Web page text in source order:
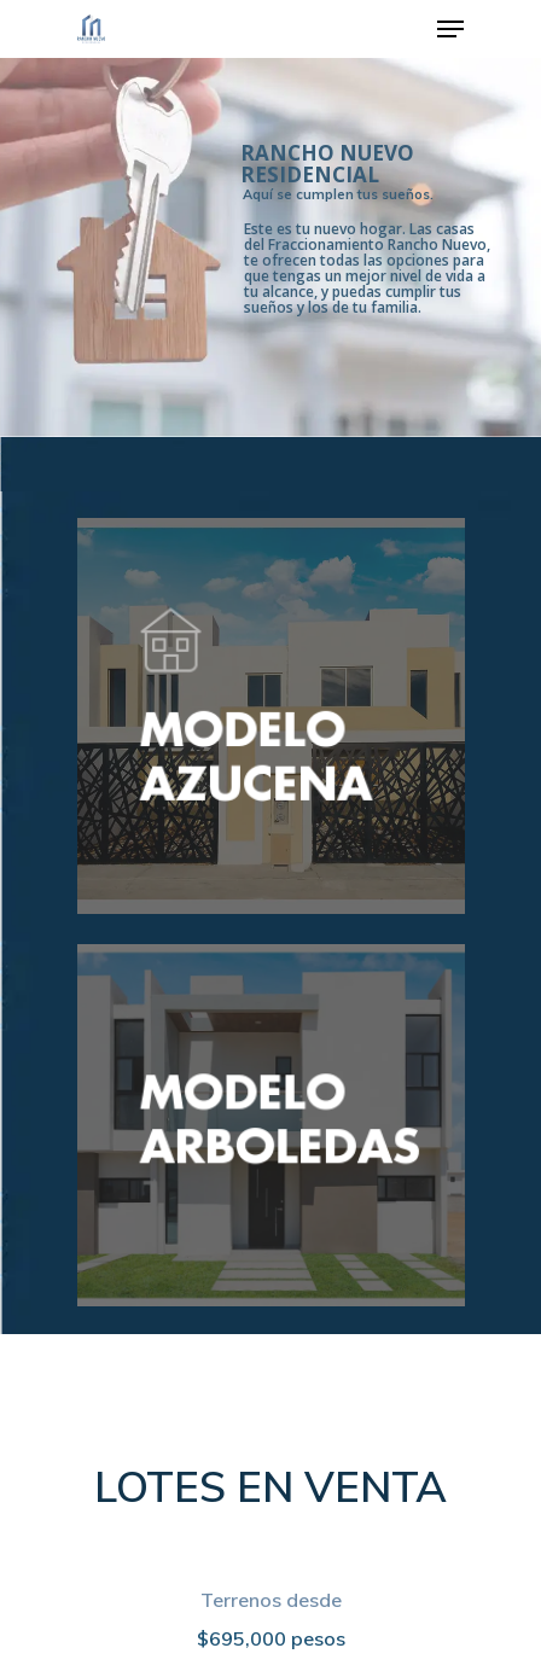
Hit enter to search or ESC to close
RANCHO NUEVO
RESIDENCIAL
Aquí se cumplen tus sueños.
Este es tu nuevo hogar. Las casas
del Fraccionamiento Rancho Nuevo,
te ofrecen todas las opciones para
que tengas un mejor nivel de vida a
tu alcance, y puedas cumplir tus
sueños y los de tu familia.
MODELO
AZUCENA
MODELO
ARBOLEDAS
LOTES EN VENTA
Terrenos desde
$695,000 pesos